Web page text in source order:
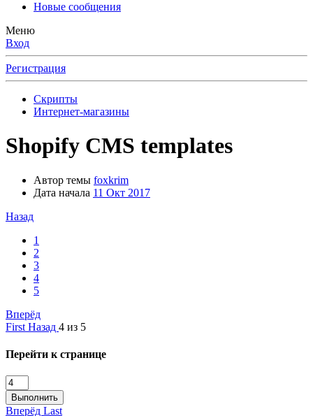
Новые сообщения
Меню
Вход
Регистрация
Скрипты
Интернет-магазины
Shopify CMS templates
Автор темы foxkrim
Дата начала 11 Окт 2017
Назад
1
2
3
4
5
Вперёд
First Назад 4 из 5
Перейти к странице
Выполнить
Вперёд Last